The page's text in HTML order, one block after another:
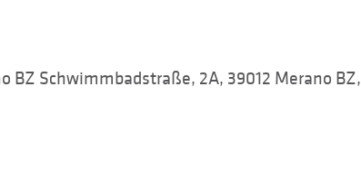
BZ Schwimmbadstraße, 2A, 39012 Merano BZ,